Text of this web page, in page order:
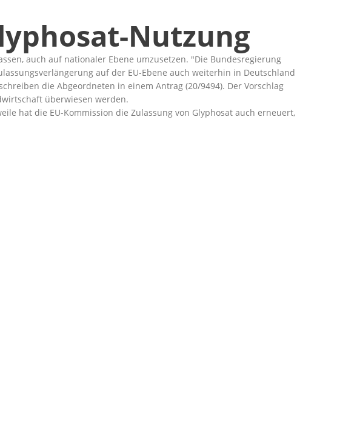
Nutzung
auch auf nationaler Ebene umzusetzen.
Die Bundesregierung
auf der EU-Ebene auch weiterhin in Deutschland
die Abgeordneten in einem Antrag (20/9494). Der Vorschlag
überwiesen werden.
hat die EU-Kommission die Zulassung von Glyphosat auch erneuert,